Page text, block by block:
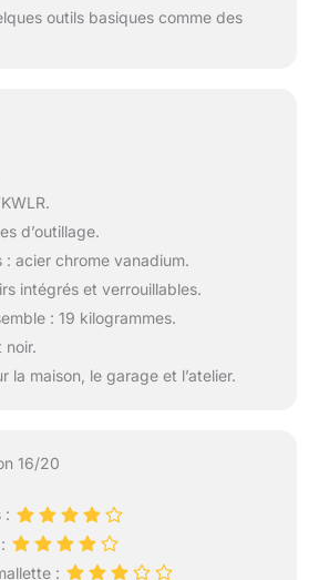
outils basiques comme des
d’outillage.
: acier chrome vanadium.
intégrés et verrouillables.
: 19 kilogrammes.
noir.
la maison, le garage et l’atelier.
16/20
:
: